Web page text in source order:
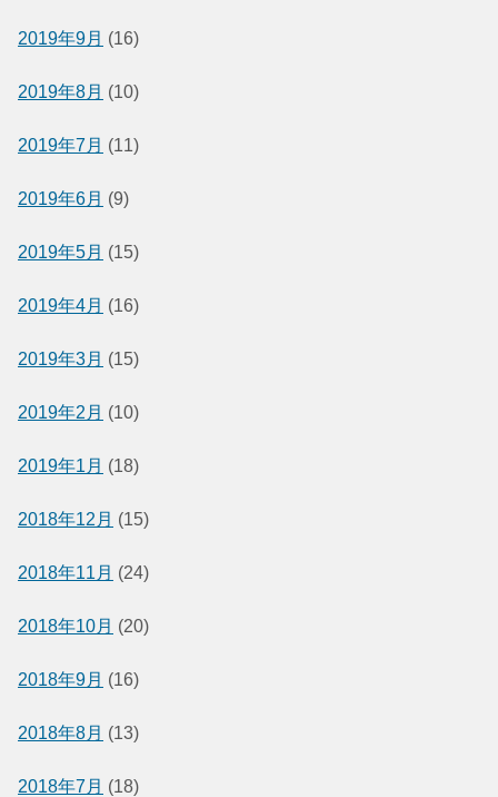
2019年9月 (16)
2019年8月 (10)
2019年7月 (11)
2019年6月 (9)
2019年5月 (15)
2019年4月 (16)
2019年3月 (15)
2019年2月 (10)
2019年1月 (18)
2018年12月 (15)
2018年11月 (24)
2018年10月 (20)
2018年9月 (16)
2018年8月 (13)
2018年7月 (18)